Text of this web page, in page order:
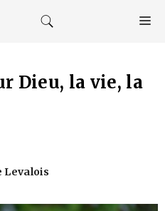
Dieu, la vie, la
Levalois